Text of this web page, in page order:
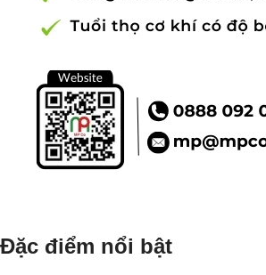
Đặc điểm nổi bật